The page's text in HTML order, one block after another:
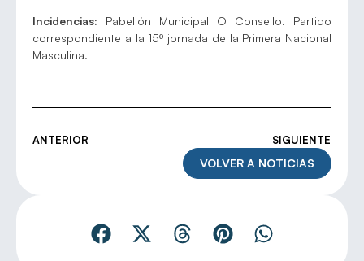
Incidencias: Pabellón Municipal O Consello. Partido
correspondiente a la 15º jornada de la Primera Nacional
Masculina.
ANTERIOR SIGUIENTE
VOLVER A NOTICIAS